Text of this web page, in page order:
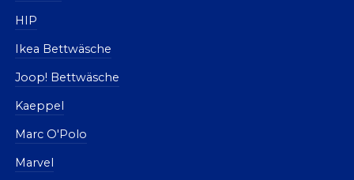
HIP
Ikea Bettwäsche
Joop! Bettwäsche
Kaeppel
Marc O'Polo
Marvel